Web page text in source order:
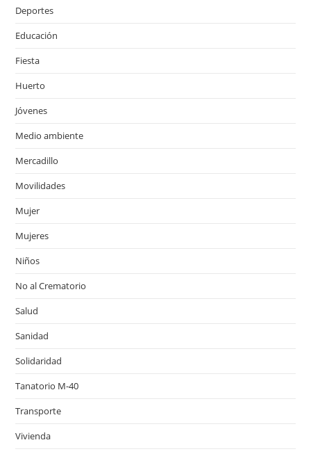
Deportes
Educación
Fiesta
Huerto
Jóvenes
Medio ambiente
Mercadillo
Movilidades
Mujer
Mujeres
Niños
No al Crematorio
Salud
Sanidad
Solidaridad
Tanatorio M-40
Transporte
Vivienda